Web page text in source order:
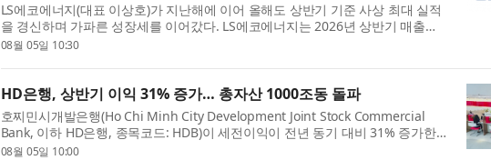
LS에코에너지(대표 이상호)가 지난해에 이어 올해도 상반기 기준 사상 최대 실적
을 경신하며 가파른 성장세를 이어갔다. LS에코에너지는 2026년 상반기 매출
6358억원, 영업이익 454억원을 기록했다고 5일 밝혔다. 지난해 상반기 대비 각각
08월 05일 10:30
HD은행, 상반기 이익 31% 증가… 총자산 1000조동 돌파
호찌민시개발은행(Ho Chi Minh City Development Joint Stock Commercial
Bank, 이하 HD은행, 종목코드: HDB)이 세전이익이 전년 동기 대비 31% 증가한
13조2000억동(미화 5억500만달러)을 기록하는 등 견조한 실적을 거뒀다. HD은
08월 05일 10:00